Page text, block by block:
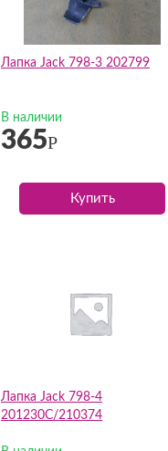
Лапка Jack 798-3 202799
В наличии
365Р
Купить
Лапка Jack 798-4
201230C/210374